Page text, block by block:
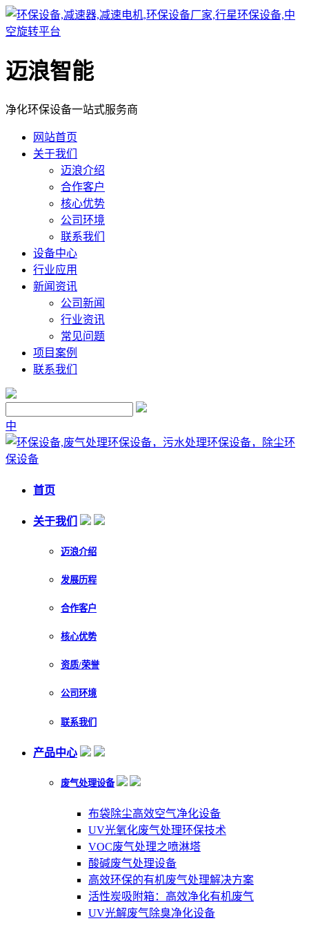
迈浪智能
净化环保设备一站式服务商
网站首页
关于我们
迈浪介绍
合作客户
核心优势
公司环境
联系我们
设备中心
行业应用
新闻资讯
公司新闻
行业资讯
常见问题
项目案例
联系我们
中
首页
关于我们
迈浪介绍
发展历程
合作客户
核心优势
资质/荣誉
公司环境
联系我们
产品中心
废气处理设备
布袋除尘高效空气净化设备
UV光氧化废气处理环保技术
VOC废气处理之喷淋塔
酸碱废气处理设备
高效环保的有机废气处理解决方案
活性炭吸附箱：高效净化有机废气
UV光解废气除臭净化设备